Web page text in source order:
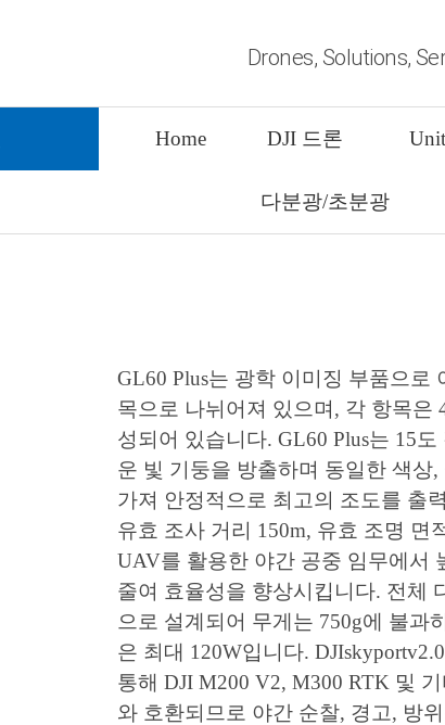
Drones, Solutions,
Home DJI 드론
다분광/초분광
드론용 스포트라이트
GL60 Plus는 광학 이미징 부품으로
목으로 나뉘어져 있으며, 각 항목은
성되어 있습니다. GL60 Plus는 15도
운 빛 기둥을 방출하며 동일한 색상,
가져 안정적으로 최고의 조도를 출
유효 조사 거리 150m, 유효 조명 면
UAV를 활용한 야간 공중 임무에서
줄여 효율성을 향상시킵니다. 전체
으로 설계되어 무게는 750g에 불과
은 최대 120W입니다.
통해 DJI M200 V2, M300 RTK 및
와 호환되므로 야간 순찰, 경고, 방